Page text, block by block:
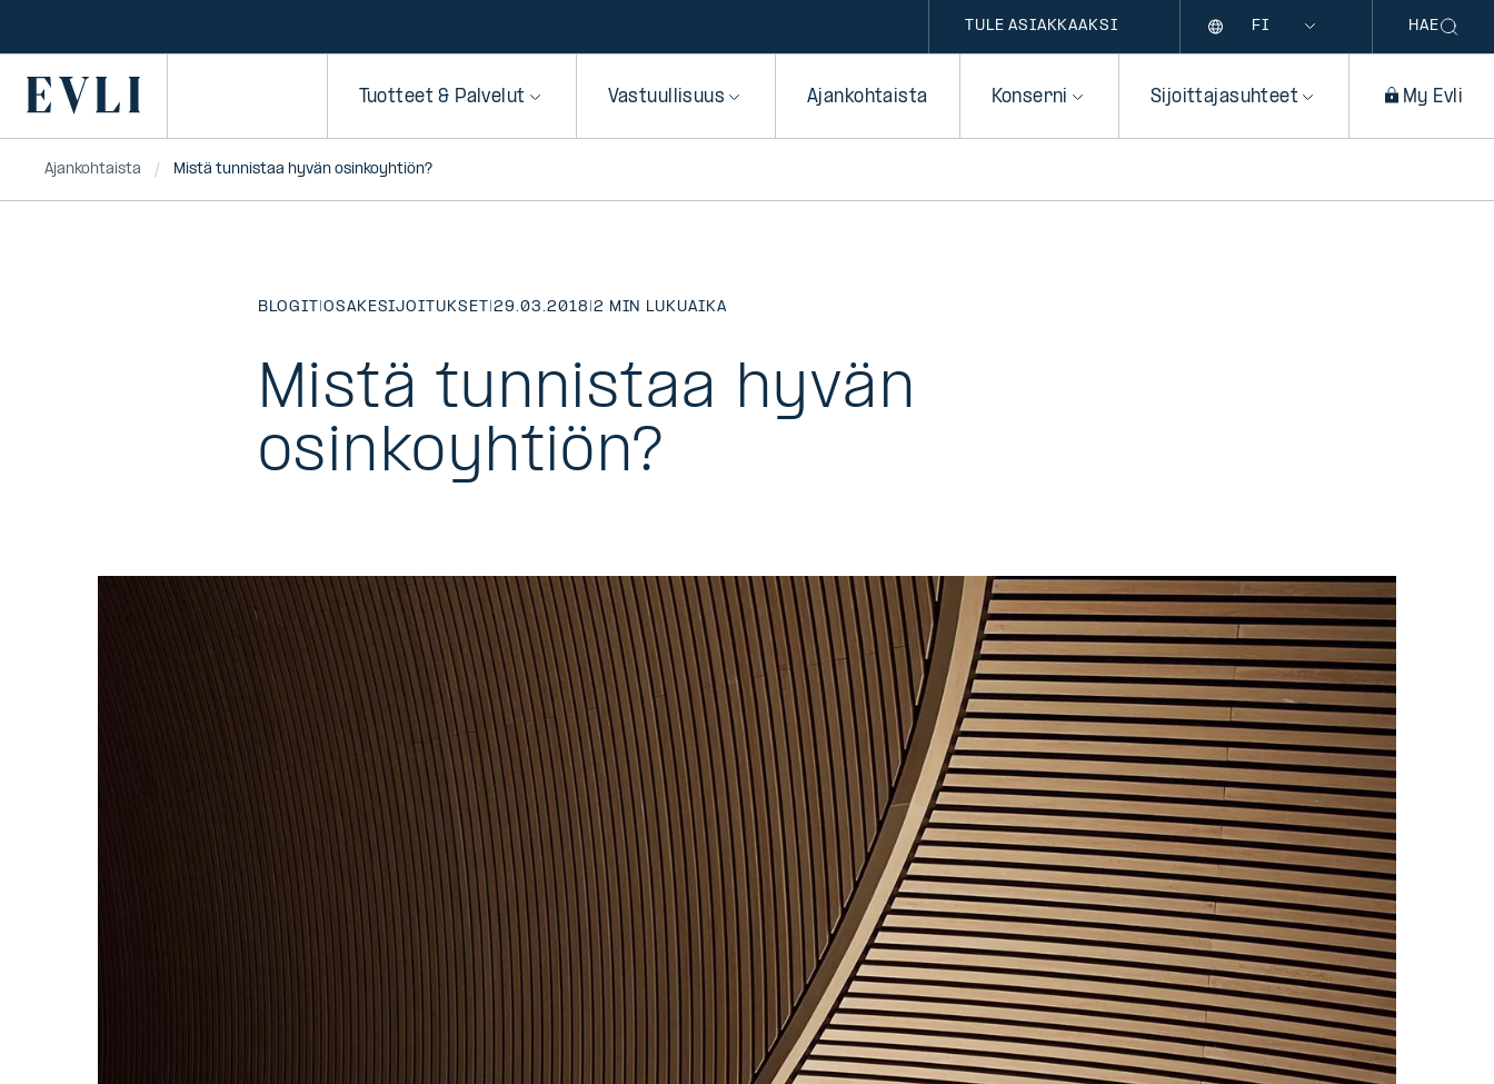
TULE ASIAKKAAKSI HAE
Primary Tuotteet & Palvelut Vastuullisuus Ajankohtaista Konserni Sijoittajasuhteet My Evli
Ajankohtaista Mistä tunnistaa hyvän osinkoyhtiön?
BLOGIT |OSAKESIJOITUKSET |29.03.2018 |2 MIN LUKUAIKA
Mistä tunnistaa hyvän
osinkoyhtiön?